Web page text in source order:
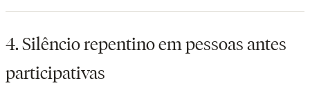
4. Silêncio repentino em pessoas antes
participativas